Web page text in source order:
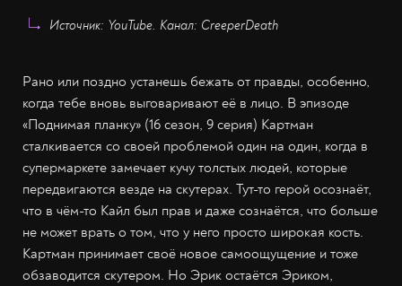
Источник: YouTube. Канал: CreeperDeath
Рано или поздно устанешь бежать от правды, особенно,
когда тебе вновь выговаривают её в лицо. В эпизоде
«Поднимая планку» (16 сезон, 9 серия) Картман
сталкивается со своей проблемой один на один, когда в
супермаркете замечает кучу толстых людей, которые
передвигаются везде на скутерах. Тут-то герой осознаёт,
что в чём-то Кайл был прав и даже сознаётся, что больше
не может врать о том, что у него просто широкая кость.
Картман принимает своё новое самоощущение и тоже
обзаводится скутером. Но Эрик остаётся Эриком,